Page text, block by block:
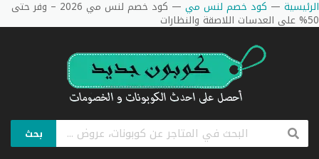
الرئيسية — كود خصم لنس مي — كود خصم لنس مي 2026 – وفر حتى
50% على العدسات اللاصقة والنظارات
بحث